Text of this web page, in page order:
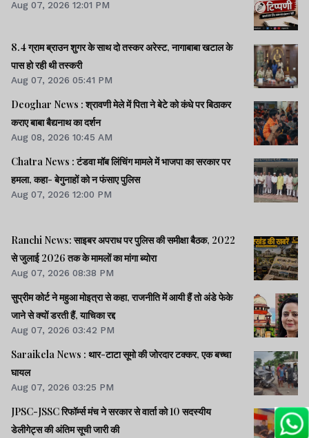
Aug 07, 2026 12:01 PM
8.4 ग्राम ब्राउन शुगर के साथ दो तस्कर अरेस्ट, नागाबाबा खटाल के
पास हो रही थी तस्करी
Aug 07, 2026 05:41 PM
Deoghar News : श्रावणी मेले में पिता ने बेटे को कंधे पर बिठाकर
कराए बाबा बैद्यनाथ का दर्शन
Aug 08, 2026 10:45 AM
Chatra News : टंडवा मॉब लिंचिंग मामले में भाजपा का सरकार पर
हमला, कहा- बेगुनाहों को न फंसाए पुलिस
Aug 07, 2026 12:00 PM
Ranchi News: साइबर अपराध पर पुलिस की समीक्षा बैठक, 2022
से जुलाई 2026 तक के मामलों का मांगा ब्योरा
Aug 07, 2026 08:38 PM
सुप्रीम कोर्ट ने महुआ मोइत्रा से कहा, राजनीति में आयी हैं तो अंडे फेके
जाने से क्यों डरती हैं, याचिका रद्द
Aug 07, 2026 03:42 PM
Saraikela News : थार-टाटा सूमो की जोरदार टक्कर, एक बच्चा
घायल
Aug 07, 2026 03:25 PM
JPSC-JSSC रिफॉर्म्स मंच ने सरकार से वार्ता को 10 सदस्यीय
डेलीगेट्स की अंतिम सूची जारी की